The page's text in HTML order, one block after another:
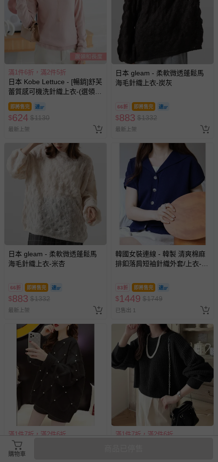
滿1件6折，滿2件5折
日本 Kobe Lettuce - [暢銷]舒芙
蕾質感可機洗針織上衣-(選領和
長度)-嫩粉紅
即將售完
$624 $1130
最新上架
日本 gleam - 柔軟微透蓬鬆馬
海毛針織上衣-炭灰
66折 即將售完
$883 $1332
最新上架
日本 gleam - 柔軟微透蓬鬆馬
海毛針織上衣-米杏
66折 即將售完
$883 $1332
最新上架
韓國女裝連線 - 韓製 清爽棉麻
排釦落肩短袖針織外套/上衣-海
83折 即將售完
$1449 $1749
已售出 1
滿1件7折，滿2件6折
日本 GRL - 時尚菱形珍珠綴飾
羅紋領毛衣-黑 (M)
滿1件7折，滿2件6折
購物車